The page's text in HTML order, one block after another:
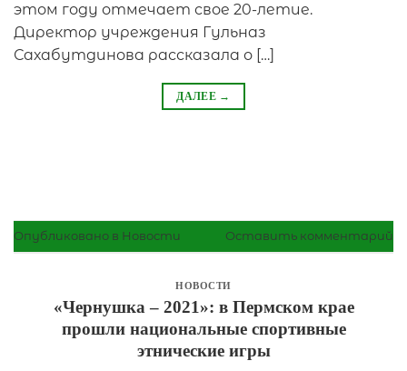
этом году отмечает свое 20-летие.
Директор учреждения Гульназ
Сахабутдинова рассказала о […]
ДАЛЕЕ →
Опубликовано в Новости Оставить комментарий
НОВОСТИ
«Чернушка – 2021»: в Пермском крае
прошли национальные спортивные
этнические игры